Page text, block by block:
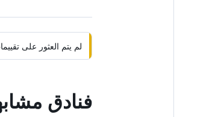
لم يتم العثور على
فنادق